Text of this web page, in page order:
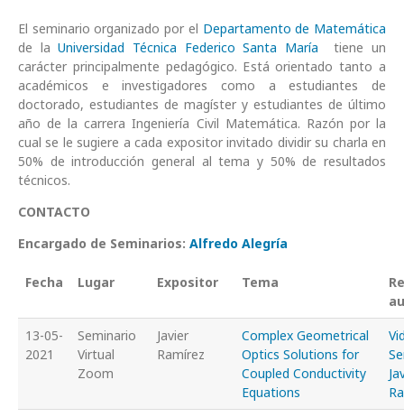
El seminario organizado por el Departamento de Matemática
de laUniversidad Técnica Federico Santa María
tiene un
carácter principalmente pedagógico. Está orientado tanto a
académicos e investigadores como a estudiantes de
doctorado, estudiantes de magíster y estudiantes de último
año de la carrera Ingeniería Civil Matemática. Razón por la
cual se le sugiere a cada expositor invitado dividir su charla en
50% de introducción general al tema y 50% de resultados
técnicos.
CONTACTO
Encargado de Seminarios: Alfredo Alegría
Fecha Lugar Expositor Tema
13-05-
2021
Seminario
Virtual
Zoom
Javier
Ramírez
Complex Geometrical
Optics Solutions for
Coupled Conductivity
Equations